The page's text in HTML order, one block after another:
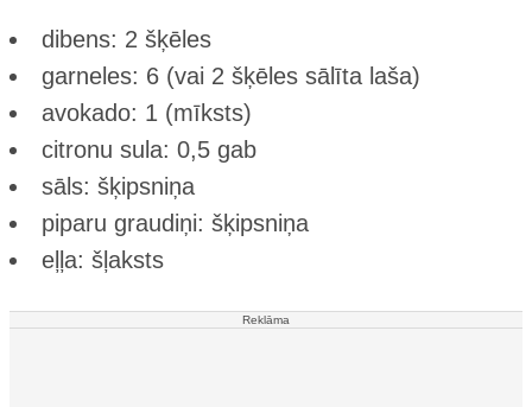
dibens: 2 šķēles
garneles: 6 (vai 2 šķēles sālīta laša)
avokado: 1 (mīksts)
citronu sula: 0,5 gab
sāls: šķipsniņa
piparu graudiņi: šķipsniņa
eļļa: šļaksts
Reklāma